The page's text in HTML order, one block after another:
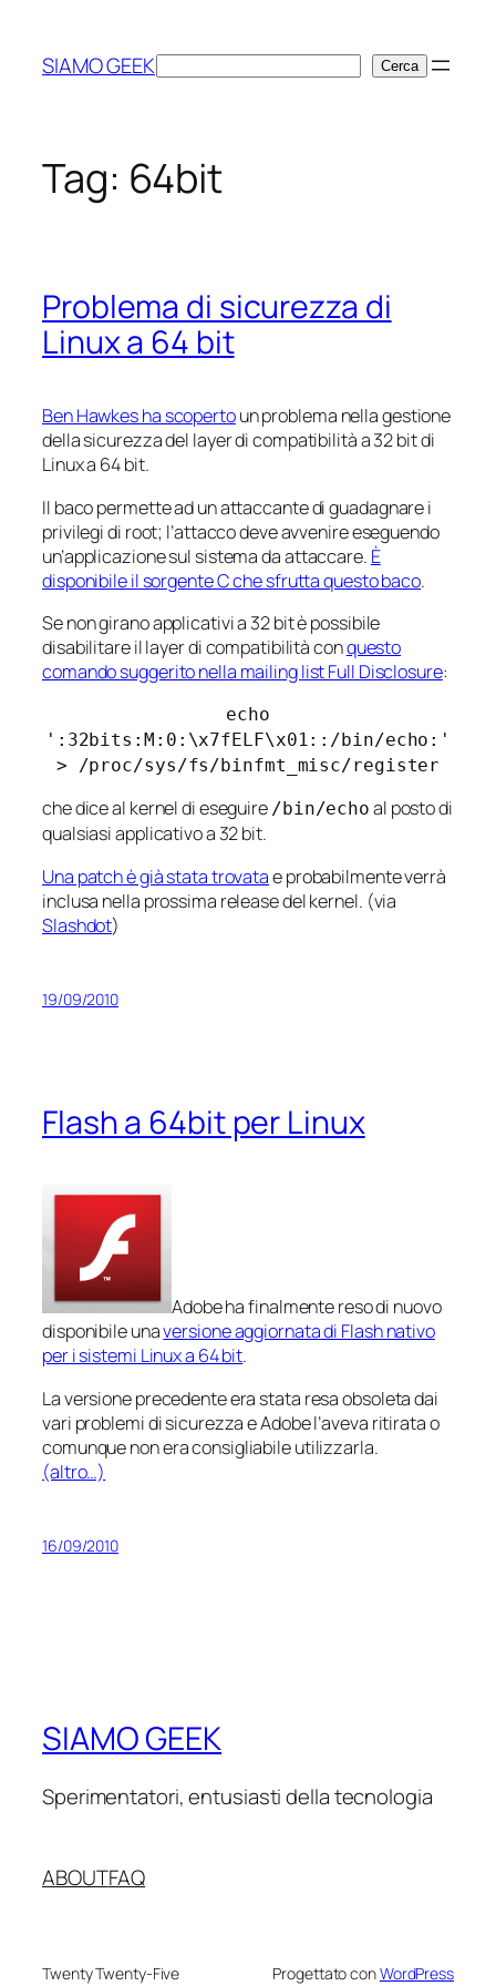
contenuto
SIAMO GEEKCerca Cerca
Tag: 64bit
Problema di sicurezza di
Linux a 64 bit
Ben Hawkes ha scopertoun problema nella gestione
della sicurezza del layer di compatibilità a 32 bit di
Linux a 64 bit.
Il baco permette ad un attaccante di guadagnare i
privilegi di root; l’attacco deve avvenire eseguendo
un’applicazione sul sistema da attaccare. È
disponibile il sorgente C che sfrutta questo baco.
Se non girano applicativi a 32 bit è possibile
disabilitare il layer di compatibilità conquesto
comando suggerito nella mailing list Full Disclosure:
echo
':32bits:M:0:\x7fELF\x01::/bin/echo:'
> /proc/sys/fs/binfmt_misc/register
che dice al kernel di eseguire /bin/echo al posto di
qualsiasi applicativo a 32 bit.
Una patch è già stata trovatae probabilmente verrà
inclusa nella prossima release del kernel. (via
Slashdot)
19/09/2010
Flash a 64bit per Linux
Adobe ha finalmente reso di nuovo
disponibile unaversione aggiornata di Flash nativo
per i sistemi Linux a 64 bit.
La versione precedente era stata resa obsoleta dai
vari problemi di sicurezza e Adobe l’aveva ritirata o
comunque non era consigliabile utilizzarla.
(altro…)
16/09/2010
SIAMO GEEK
Sperimentatori, entusiasti della tecnologia
ABOUTFAQ
Twenty Twenty-Five Progettato conWordPress